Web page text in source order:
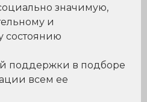
значимую,
и
состоянию
поддержки в подборе
всем ее